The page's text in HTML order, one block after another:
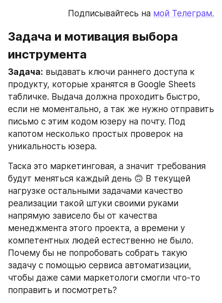
Подписывайтесь на мой Телеграм.
Задача и мотивация выбора
инструмента
Задача: выдавать ключи раннего доступа к
продукту, которые хранятся в Google Sheets
табличке. Выдача должна проходить быстро,
если не моментально, а так же нужно отправить
письмо с этим кодом юзеру на почту. Под
капотом несколько простых проверок на
уникальность юзера.
Таска это маркетинговая, а значит требования
будут меняться каждый день 🙃 В текущей
нагрузке остальными задачами качество
реализации такой штуки своими руками
напрямую зависело бы от качества
менеджмента этого проекта, а времени у
компетентных людей естественно не было.
Почему бы не попробовать собрать такую
задачу с помощью сервиса автоматизации,
чтобы даже сами маркетологи смогли что-то
поправить и посмотреть?